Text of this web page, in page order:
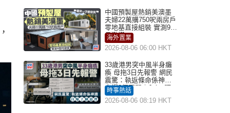
中國預製屋熱銷美澳墨
夫婦22萬購750呎兩房戶
零地基直接組裝 實測9個
月激讚
海外置業
2026-08-06 06:00 HKT
33歲港男突中風半身癱
瘓 母拖3日先報警 網民
震驚：執返條命係神蹟
自爆2個惡習｜Juicy叮
時事熱話
2026-08-06 08:19 HKT